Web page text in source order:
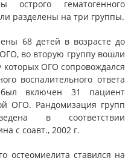
гематогенного
разделены на три группы.
68 детей в возрасте до
во вторую группу вошли
которых ОГО сопровождался
воспалительного ответа
включен 31 пациент
ОГО. Рандомизация групп
в соответствии
с соавт., 2002 г.
остеомиелита ставился на